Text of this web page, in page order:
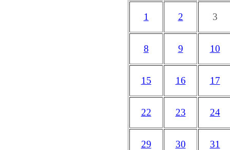
1 2 3
8 9 10
15 16 17
22 23 24
29 30 31